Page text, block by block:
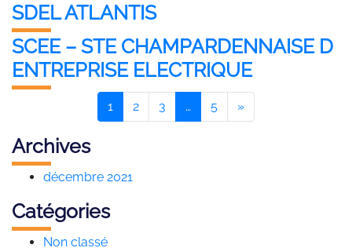
SDEL ATLANTIS
SCEE – STE CHAMPARDENNAISE D
ENTREPRISE ELECTRIQUE
1 2 3 … 5 »
Archives
décembre 2021
Catégories
Non classé